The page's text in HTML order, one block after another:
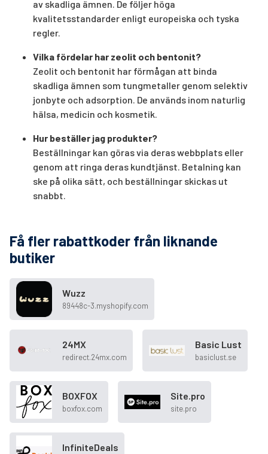
av skadliga ämnen. De följer höga
kvalitetsstandarder enligt europeiska och tyska
regler.
Vilka fördelar har zeolit och bentonit?
Zeolit och bentonit har förmågan att binda
skadliga ämnen som tungmetaller genom selektiv
jonbyte och adsorption. De används inom naturlig
hälsa, medicin och kosmetik.
Hur beställer jag produkter?
Beställningar kan göras via deras webbplats eller
genom att ringa deras kundtjänst. Betalning kan
ske på olika sätt, och beställningar skickas ut
snabbt.
Få fler rabattkoder från liknande
butiker
Wuzz
89448c-3.myshopify.com
24MX
redirect.24mx.com
Basic Lust
basiclust.se
BOXFOX
boxfox.com
Site.pro
site.pro
InfiniteDeals